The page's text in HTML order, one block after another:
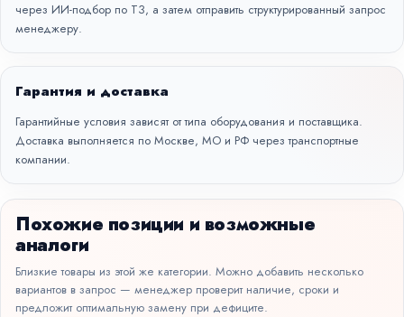
через ИИ-подбор по ТЗ, а затем отправить структурированный запрос
менеджеру.
Гарантия и доставка
Гарантийные условия зависят от типа оборудования и поставщика.
Доставка выполняется по Москве, МО и РФ через транспортные
компании.
Похожие позиции и возможные
аналоги
Близкие товары из этой же категории. Можно добавить несколько
вариантов в запрос — менеджер проверит наличие, сроки и
предложит оптимальную замену при дефиците.